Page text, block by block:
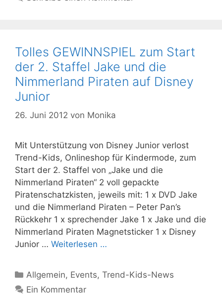
Tolles GEWINNSPIEL zum Start
der 2. Staffel Jake und die
Nimmerland Piraten auf Disney
Junior
26. Juni 2012 von Monika
Mit Unterstützung von Disney Junior verlost
Trend-Kids, Onlineshop für Kindermode, zum
Start der 2. Staffel von „Jake und die
Nimmerland Piraten“ 2 voll gepackte
Piratenschatzkisten, jeweils mit: 1 x DVD Jake
und die Nimmerland Piraten – Peter Pan’s
Rückkehr 1 x sprechender Jake 1 x Jake und die
Nimmerland Piraten Magnetsticker 1 x Disney
Junior … Weiterlesen …
Kategorien
Allgemein, Events,Trend-Kids-News
Ein Kommentar